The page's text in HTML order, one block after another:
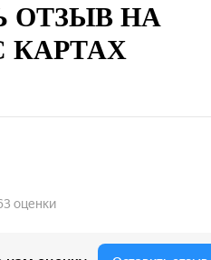
ОТЗЫВ НА
КАРТАХ